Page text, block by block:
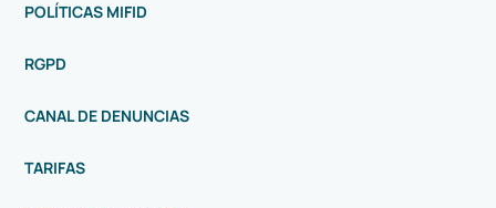
POLÍTICAS MIFID
RGPD
CANAL DE DENUNCIAS
TARIFAS